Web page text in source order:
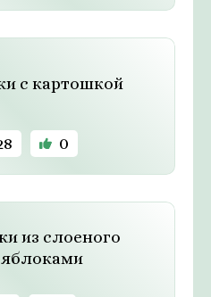
с картошкой
0
из слоеного
яблоками